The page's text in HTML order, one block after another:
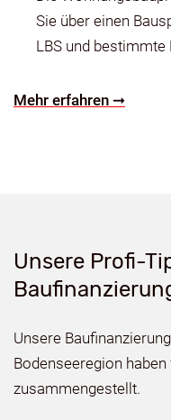
Sie über einen
LBS und
Mehr erfahren ➞
Unsere Profi-
Unsere
Bodenseeregion
zusammengestellt.